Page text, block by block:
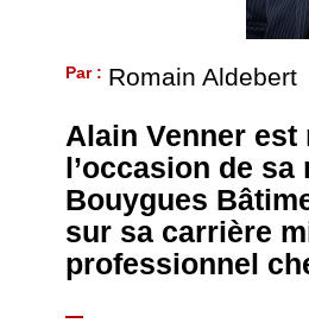
Par : Romain Aldebert
Alain Venner
l’occasion de
Bouygues
sur sa carrière
professionnel